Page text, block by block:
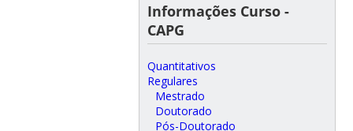
Informações Curso -
CAPG
Quantitativos
Regulares
Mestrado
Doutorado
Pós-Doutorado